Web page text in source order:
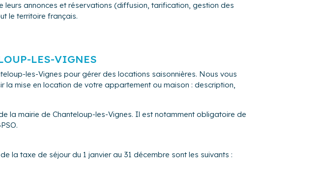
annonces et réservations (diffusion, tarification, gestion des
le territoire français.
LES-VIGNES
les-Vignes pour gérer des locations saisonnières. Nous vous
la mise en location de votre appartement ou maison : description,
la mairie de Chanteloup-les-Vignes. Il est notamment obligatoire de
la taxe de séjour du 1 janvier au 31 décembre sont les suivants :